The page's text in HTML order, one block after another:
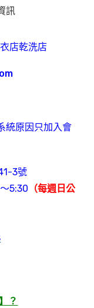
訊
店乾洗店
統原因只加入會
3號
5:30 （每週日公
？